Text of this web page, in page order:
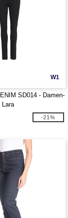
W1
SD014 - Damen-
Lara
-21%